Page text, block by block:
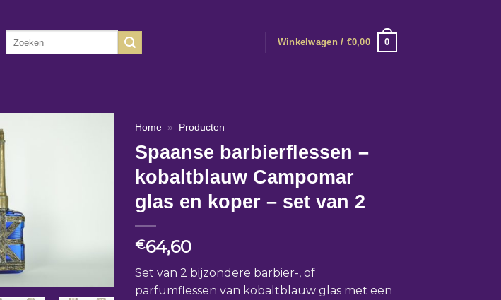
Winkelwagen / €0,00 0
Home » Producten
Spaanse barbierflessen –
kobaltblauw Campomar
glas en koper – set van 2
€64,60
Set van 2 bijzondere barbier-, of
parfumflessen van kobaltblauw glas met een